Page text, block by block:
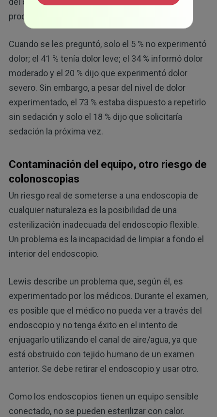
procedimiento nuevamente sin sedación.
Cuando se les preguntó, solo el 5 % no experimentó
dolor; el 41 % tenía dolor leve; el 34 % informó dolor
moderado y el 20 % dijo que experimentó dolor
severo. Sin embargo, a pesar del nivel de dolor
experimentado, el 73 % estaba dispuesto a repetirlo
sin sedación y solo el 18 % dijo que solicitaría
sedación la próxima vez.
Contaminación del equipo, otro riesgo de
colonoscopias
Un riesgo real de someterse a una endoscopia de
cualquier naturaleza es la posibilidad de una
esterilización inadecuada del endoscopio flexible.
Un problema es la incapacidad de limpiar a fondo el
interior del endoscopio.
Lewis describe un problema que, según él, es
experimentado por los médicos. Durante el examen,
es posible que el médico no pueda ver a través del
endoscopio y no tenga éxito en el intento de
enjuagarlo utilizando el canal de aire/agua, ya que
está obstruido con tejido humano de un examen
anterior. Se debe retirar el endoscopio y usar otro.
Como los endoscopios tienen un equipo sensible
conectado, no se pueden esterilizar con calor.